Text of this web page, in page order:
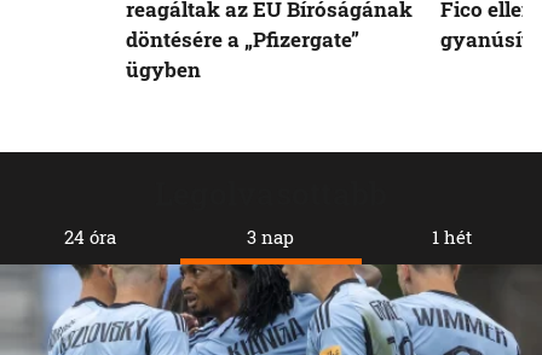
24 óra 3 nap 1 hét
reagáltak az EU Bíróságának
döntésére a „Pfizergate”
ügyben
Fico